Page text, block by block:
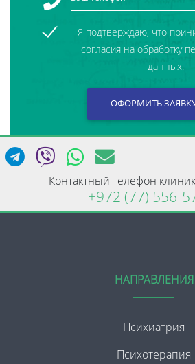
Я подтверждаю, что
согласия на обработку
данных.
Контактный телефон
+972 (77) 556-
НАПРАВЛЕНИЯ
Психиатрия
Психотерапия